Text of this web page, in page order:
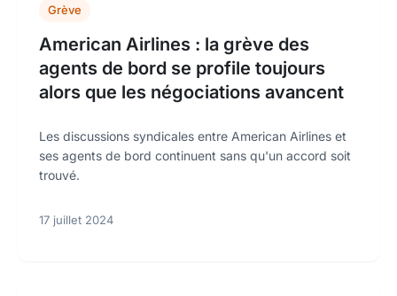
Grève
American Airlines : la grève des
agents de bord se profile toujours
alors que les négociations avancent
Les discussions syndicales entre American Airlines et
ses agents de bord continuent sans qu'un accord soit
trouvé.
17 juillet 2024